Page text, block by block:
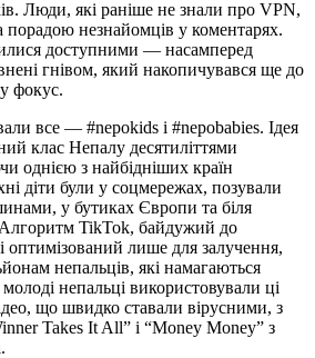
Люди, які раніше не знали про VPN,
порадою незнайомців у коментарях.
доступними — насамперед
гнівом, який накопичувався ще до
фокус.
все — #nepokids і #nepobabies. Ідея
клас Непалу десятиліттями
однією з найбідніших країн
діти були у соцмережах, позували
у бутиках Європи та біля
Алгоритм TikTok, байдужий до
оптимізований лише для залучення,
непальців, які намагаються
непальці використовували ці
що швидко ставали вірусними, з
Takes It All” і “Money Money” з